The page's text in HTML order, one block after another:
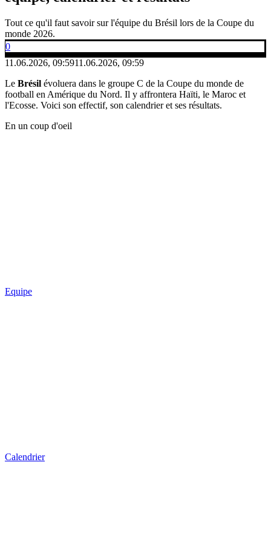
Tout ce qu'il faut savoir sur l'équipe du Brésil lors de la Coupe du
monde 2026.
0
11.06.2026, 09:5911.06.2026, 09:59
Le Brésil évoluera dans le groupe C de la Coupe du monde de
football en Amérique du Nord. Il y affrontera Haïti, le Maroc et
l'Ecosse. Voici son effectif, son calendrier et ses résultats.
En un coup d'oeil
Equipe
Calendrier